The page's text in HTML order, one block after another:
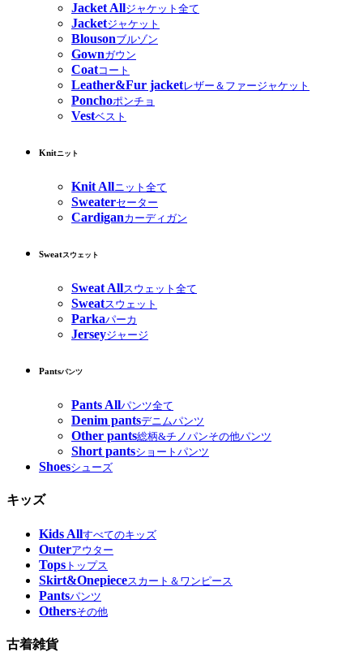
Jacket Allジャケット全て
Jacketジャケット
Blousonブルゾン
Gownガウン
Coatコート
Leather&Fur jacketレザー＆ファージャケット
Ponchoポンチョ
Vestベスト
Knitニット
Knit Allニット全て
Sweaterセーター
Cardiganカーディガン
Sweatスウェット
Sweat Allスウェット全て
Sweatスウェット
Parkaパーカ
Jerseyジャージ
Pantsパンツ
Pants Allパンツ全て
Denim pantsデニムパンツ
Other pants総柄&チノパンその他パンツ
Short pantsショートパンツ
Shoesシューズ
キッズ
Kids Allすべてのキッズ
Outerアウター
Tops トップス
Skirt&Onepieceスカート＆ワンピース
Pantsパンツ
Othersその他
古着雑貨